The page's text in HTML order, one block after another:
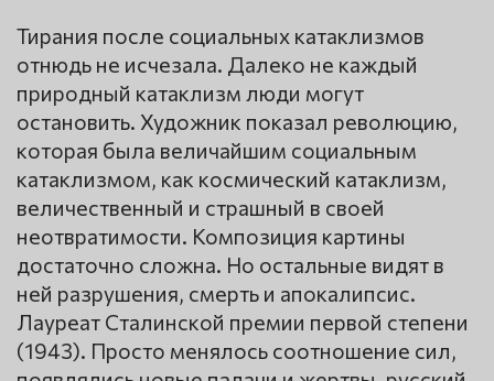
Тирания после социальных катаклизмов
отнюдь не исчезала. Далеко не каждый
природный катаклизм люди могут
остановить. Художник показал революцию,
которая была величайшим социальным
катаклизмом, как космический катаклизм,
величественный и страшный в своей
неотвратимости. Композиция картины
достаточно сложна. Но остальные видят в
ней разрушения, смерть и апокалипсис.
Лауреат Сталинской премии первой степени
(1943). Просто менялось соотношение сил,